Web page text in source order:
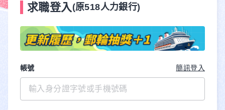
求職登入 (原518人力銀行)
帳號 簡訊登入